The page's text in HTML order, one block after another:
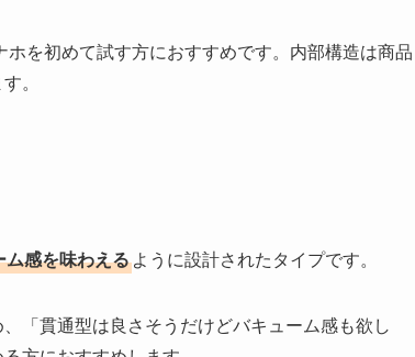
を初めて試す方におすすめです。内部構造は商品
。
感を味わえるように設計されたタイプです。
「貫通型は良さそうだけどバキューム感も欲し